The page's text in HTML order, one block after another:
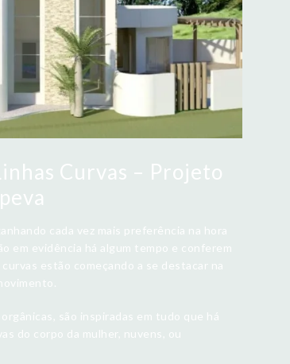
Curvas – Projeto
cada vez mais preferência na hora
em evidência há algum tempo e conferem
estão começando a se destacar na
são inspiradas em tudo que há
do corpo da mulher, nuvens, ou